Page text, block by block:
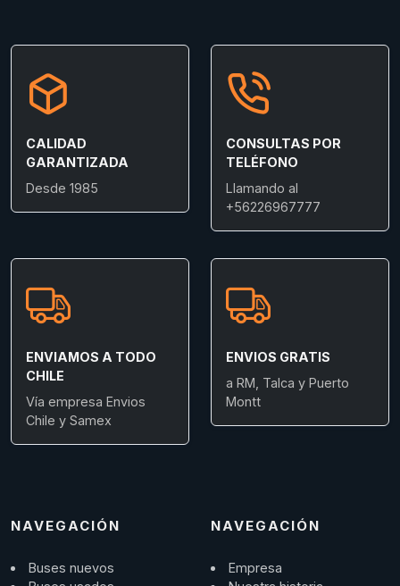
CALIDAD
GARANTIZADA
Desde 1985
CONSULTAS POR
TELÉFONO
Llamando al
+56226967777
ENVIAMOS A TODO
CHILE
Vía empresa Envios
Chile y Samex
ENVIOS GRATIS
a RM, Talca y Puerto
Montt
NAVEGACIÓN
Buses nuevos
NAVEGACIÓN
Empresa